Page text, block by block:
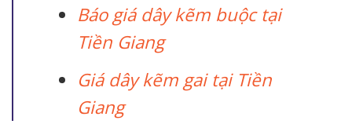
Báo giá dây kẽm buộc tại
Tiền Giang
Giá dây kẽm gai tại Tiền
Giang